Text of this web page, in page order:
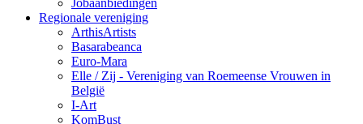
Jobaanbiedingen
Regionale vereniging
ArthisArtists
Basarabeanca
Euro-Mara
Elle / Zij - Vereniging van Roemeense Vrouwen in
België
I-Art
KomBust